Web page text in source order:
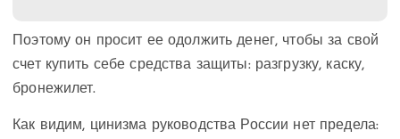
Поэтому он просит ее одолжить денег, чтобы за свой
счет купить себе средства защиты: разгрузку, каску,
бронежилет.
Как видим, цинизма руководства России нет предела: